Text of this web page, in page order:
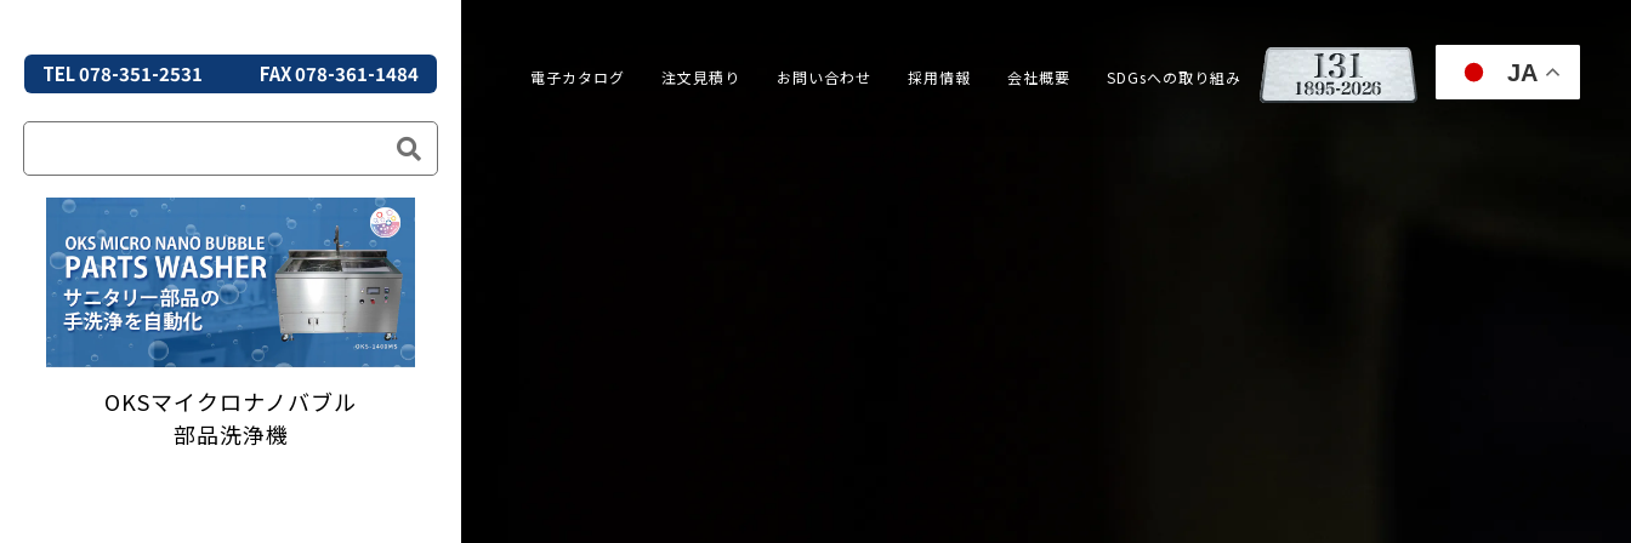
TEL 078-351-2531 FAX 078-361-1484
OKSマイクロナノバブル
部品洗浄機
電子カタログ 注文見積り お問い合わせ 採用情報 会社概要 SDGsへの取り組み JA